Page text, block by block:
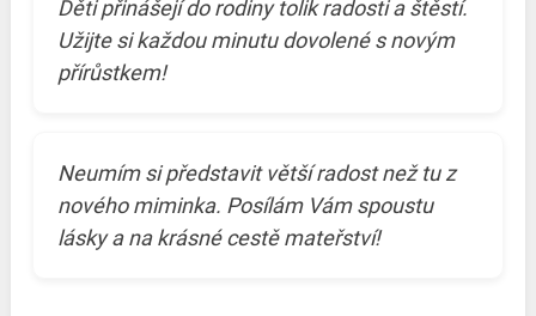
Děti přinášejí do rodiny tolik radosti a štěstí.
Užijte si každou minutu dovolené s novým
přírůstkem!
Neumím si představit větší radost než tu z
nového miminka. Posílám Vám spoustu
lásky a na krásné cestě mateřství!